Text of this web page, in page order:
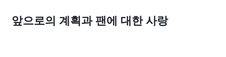
앞으로의 계획과 팬에 대한 사랑